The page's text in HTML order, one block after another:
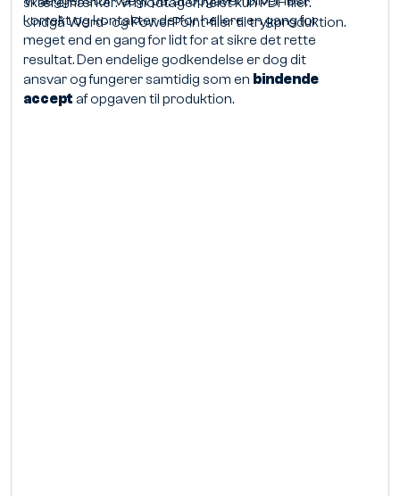
korrekt og kontakter derfor hellere en gang for
meget end en gang for lidt for at sikre det rette
resultat. Den endelige godkendelse er dog dit
ansvar og fungerer samtidig som en bindende
accept af opgaven til produktion.
Undgå Word- og PowerPoint-filer til trykproduktion.